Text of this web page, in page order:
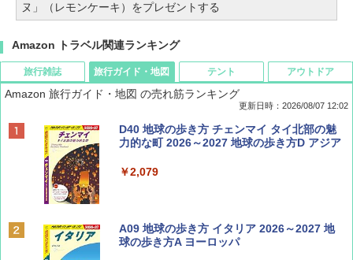
ヌ」（レモンケーキ）をプレゼントする
Amazon トラベル関連ランキング
旅行雑誌
ディズニーファン ２０２６年 ９月号 [雑
誌] (ＤＩＳＮＥＹ ＦＡＮ)
￥713
BE-PAL(ビ-パル) 2026年 9 月号【特別付録:
SOTO ミニマル"旅"財布 ランダム2種】
旅行ガイド・地図
Amazon 旅行ガイド・地図 の売れ筋ランキング
更新日時：2026/08/07 12:02
D40 地球の歩き方 チェンマイ タイ北部の魅
力的な町 2026～2027 地球の歩き方D アジア
￥2,079
A09 地球の歩き方 イタリア 2026～2027 地
球の歩き方A ヨーロッパ
テント アウトドア